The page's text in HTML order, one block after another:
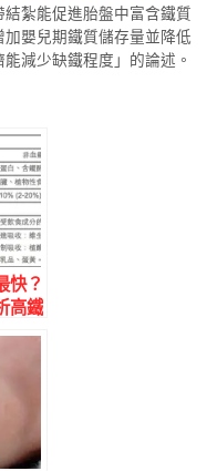
紮能促進胎盤中富含鐵質
嬰兒期鐵質儲存量並降低
減少缺鐵程度」的論述。
快？
高鐵